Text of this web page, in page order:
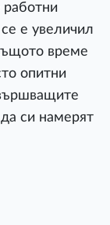
работни
е увеличил
време
опитни
си намерят